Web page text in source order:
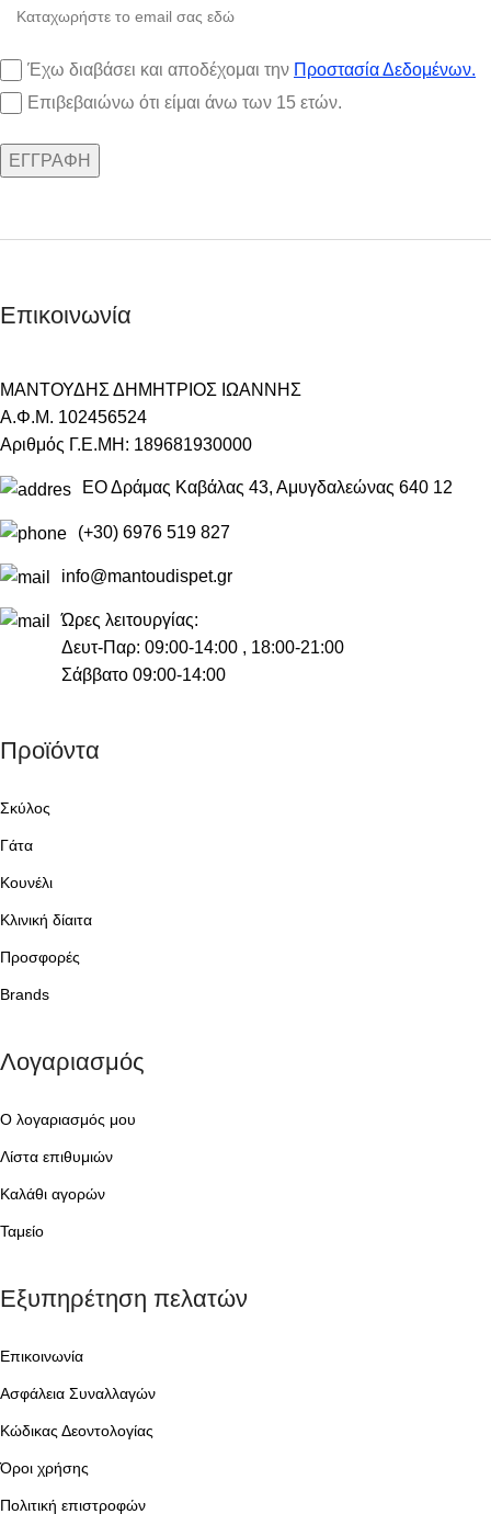
Έχω διαβάσει και αποδέχομαι την Προστασία Δεδομένων.
Επιβεβαιώνω ότι είμαι άνω των 15 ετών.
Επικοινωνία
ΜΑΝΤΟΥΔΗΣ ΔΗΜΗΤΡΙΟΣ ΙΩΑΝΝΗΣ
Α.Φ.Μ. 102456524
Αριθμός Γ.Ε.ΜΗ: 189681930000
ΕΟ Δράμας Καβάλας 43, Αμυγδαλεώνας 640 12
(+30) 6976 519 827
info@mantoudispet.gr
Ώρες λειτουργίας:
Δευτ-Παρ: 09:00-14:00 , 18:00-21:00
Σάββατο 09:00-14:00
Προϊόντα
Σκύλος
Γάτα
Κουνέλι
Κλινική δίαιτα
Προσφορές
Brands
Λογαριασμός
Ο λογαριασμός μου
Λίστα επιθυμιών
Καλάθι αγορών
Ταμείο
Εξυπηρέτηση πελατών
Επικοινωνία
Ασφάλεια Συναλλαγών
Κώδικας Δεοντολογίας
Όροι χρήσης
Πολιτική επιστροφών